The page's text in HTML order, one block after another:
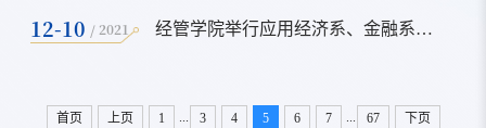
12-10 / 2021 经管学院举行应用经济系、金融系导师与研究生辅导员联席会
首页 上页 1 ... 3 4 5 6 7 ... 67
下页